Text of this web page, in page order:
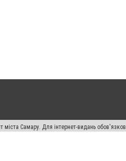
Самару. Для інтернет-видань